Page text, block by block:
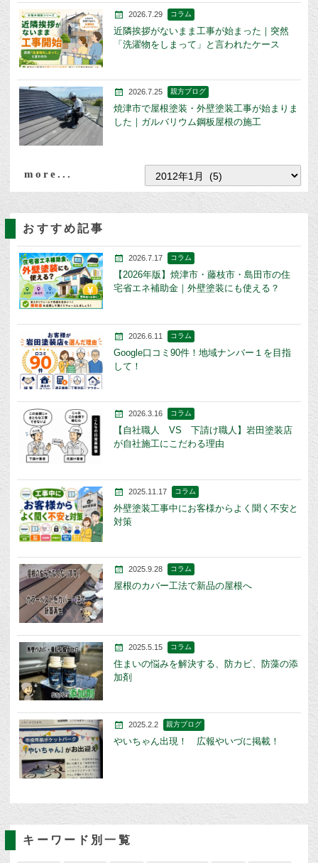
2026.7.29 コラム
近隣挨拶がないまま工事が始まった｜突然
「洗濯物をしまって」と言われたケース
2026.7.25 親方ブログ
焼津市で屋根塗装・外壁塗装工事が始まりま
した｜ガルバリウム鋼板屋根の施工
more...
おすすめ記事
2026.7.17 コラム
【2026年版】焼津市・藤枝市・島田市の住
宅省エネ補助金｜外壁塗装にも使える？
2026.6.11 コラム
Google口コミ90件！地域ナンバー１を目指
して！
2026.3.16 コラム
【自社職人 VS 下請け職人】岩田塗装店
が自社施工にこだわる理由
2025.11.17 コラム
外壁塗装工事中にお客様からよく聞く不安と
対策
2025.9.28 コラム
屋根のカバー工法で新品の屋根へ
2025.5.15 コラム
住まいの悩みを解決する、防カビ、防藻の添
加剤
2025.2.2 親方ブログ
やいちゃん出現！ 広報やいづに掲載！
キーワード別一覧